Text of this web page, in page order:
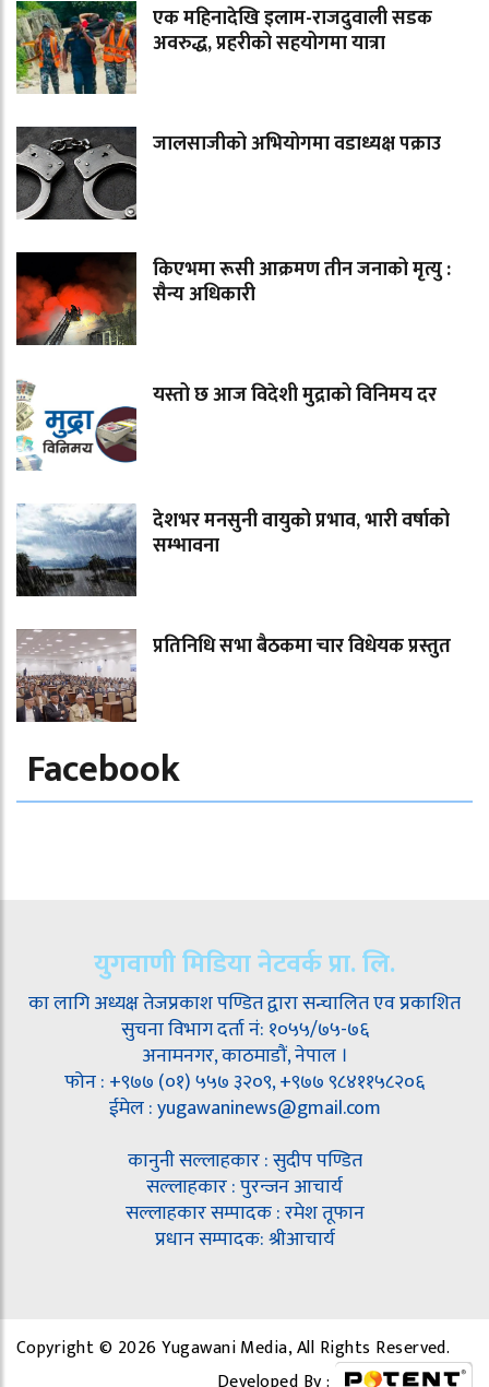
एक महिनादेखि इलाम-राजदुवाली सडक
अवरुद्ध, प्रहरीको सहयोगमा यात्रा
जालसाजीको अभियोगमा वडाध्यक्ष पक्राउ
किएभमा रूसी आक्रमण तीन जनाको मृत्यु :
सैन्य अधिकारी
यस्तो छ आज विदेशी मुद्राको विनिमय दर
देशभर मनसुनी वायुको प्रभाव, भारी वर्षाको
सम्भावना
प्रतिनिधि सभा बैठकमा चार विधेयक प्रस्तुत
Facebook
युगवाणी मिडिया नेटवर्क प्रा. लि.
का लागि अध्यक्ष तेजप्रकाश पण्डित द्वारा सन्चालित एव प्रकाशित
सुचना विभाग दर्ता नं: १०५५/७५-७६
अनामनगर, काठमाडौं, नेपाल ।
फोन : +९७७ (०१) ५५७ ३२०९, +९७७ ९८४११५८२०६
ईमेल : yugawaninews@gmail.com
कानुनी सल्लाहकार : सुदीप पण्डित
सल्लाहकार : पुरन्जन आचार्य
सल्लाहकार सम्पादक : रमेश तूफान
प्रधान सम्पादक: श्रीआचार्य
Copyright © 2026 Yugawani Media, All Rights Reserved.